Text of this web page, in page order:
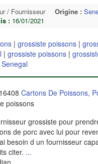
/ Fournisseur Origine :
: 16/01/2021
| grossiste poissons |
| grossiste poissons |
Cartons De Poissons,
poissons
grossiste pour
de porc avec lui pour
besoin d un fournisseur
citer. ...